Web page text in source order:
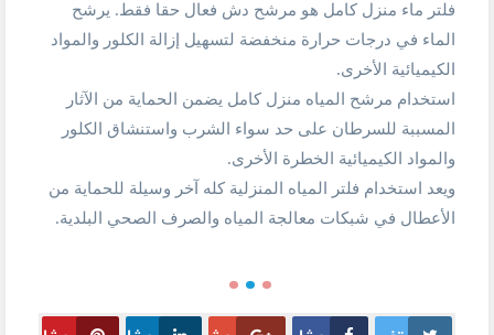
فلتر ماء منزل كامل هو مرشح دش فعال حقا فقط. يرشح
الماء في درجات حرارة منخفضة لتسهيل إزالة الكلور والمواد
الكيميائية الأخرى.
استخدام مرشح المياه منزل كامل يضمن الحماية من الآثار
المسببة للسرطان على حد سواء الشرب واستنشاق الكلور
والمواد الكيميائية الخطرة الأخرى.
ويعد استخدام فلتر المياه المنزلية كله آخر وسيلة للحماية من
الأعطال في شبكات معالجة المياه والصرف الصحي البلدية.